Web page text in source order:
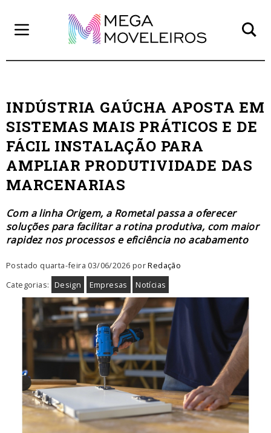
INDÚSTRIA GAÚCHA APOSTA EM
SISTEMAS MAIS PRÁTICOS E DE
FÁCIL INSTALAÇÃO PARA
AMPLIAR PRODUTIVIDADE DAS
MARCENARIAS
Com a linha Origem, a Rometal passa a oferecer
soluções para facilitar a rotina produtiva, com maior
rapidez nos processos e eficiência no acabamento
Postado quarta-feira 03/06/2026 porRedação
Categorias: Design Empresas Notícias